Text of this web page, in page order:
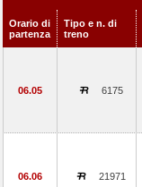
Orario di
partenza
Tipo e n. di
treno
06.05 6175
06.06 21971